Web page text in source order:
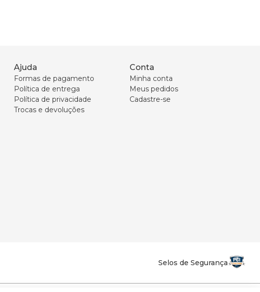
Ajuda
Formas de pagamento
Política de entrega
Política de privacidade
Trocas e devoluções
Conta
Minha conta
Meus pedidos
Cadastre-se
Selos de Segurança